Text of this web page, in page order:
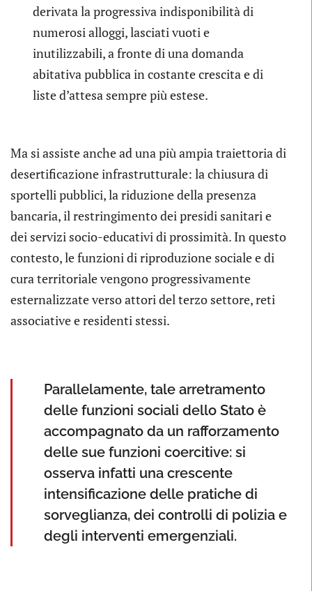
derivata la progressiva indisponibilità di
numerosi alloggi, lasciati vuoti e
inutilizzabili, a fronte di una domanda
abitativa pubblica in costante crescita e di
liste d’attesa sempre più estese.
Ma si assiste anche ad una più ampia traiettoria di
desertificazione infrastrutturale: la chiusura di
sportelli pubblici, la riduzione della presenza
bancaria, il restringimento dei presidi sanitari e
dei servizi socio-educativi di prossimità. In questo
contesto, le funzioni di riproduzione sociale e di
cura territoriale vengono progressivamente
esternalizzate verso attori del terzo settore, reti
associative e residenti stessi.
Parallelamente, tale arretramento
delle funzioni sociali dello Stato è
accompagnato da un rafforzamento
delle sue funzioni coercitive: si
osserva infatti una crescente
intensificazione delle pratiche di
sorveglianza, dei controlli di polizia e
degli interventi emergenziali.